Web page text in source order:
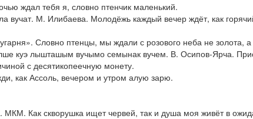
ждал тебя я, словно птенчик маленький.
М. Илибаева. Молодёжь каждый вечер ждёт, как
Словно птенцы, мы ждали с розового неба не золота, а
куэ лышташым вучымо семынак вучем. В. Осипов-Ярча.
с десятикопеечную монету.
как Ассоль, вечером и утром алую зарю.
Как скворушка ищет червей, так и душа моя живёт в